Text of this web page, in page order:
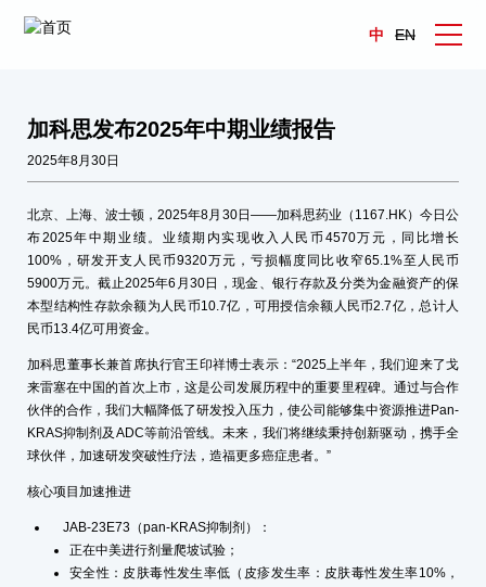
中 EN
加科思发布2025年中期业绩报告
2025年8月30日
北京、上海、波士顿，2025年8月30日——加科思药业（1167.HK）今日公
布2025年中期业绩。业绩期内实现收入人民币4570万元，同比增长
100%，研发开支人民币9320万元，亏损幅度同比收窄65.1%至人民币
5900万元。截止2025年6月30日，现金、银行存款及分类为金融资产的保
本型结构性存款余额为人民币10.7亿，可用授信余额人民币2.7亿，总计人
民币13.4亿可用资金。
加科思董事长兼首席执行官王印祥博士表示：“2025上半年，我们迎来了戈
来雷塞在中国的首次上市，这是公司发展历程中的重要里程碑。通过与合作
伙伴的合作，我们大幅降低了研发投入压力，使公司能够集中资源推进Pan-
KRAS抑制剂及ADC等前沿管线。未来，我们将继续秉持创新驱动，携手全
球伙伴，加速研发突破性疗法，造福更多癌症患者。”
核心项目加速推进
JAB-23E73（pan-KRAS抑制剂）：
正在中美进行剂量爬坡试验；
安全性：皮肤毒性发生率低（皮疹发生率：皮肤毒性发生率10%，